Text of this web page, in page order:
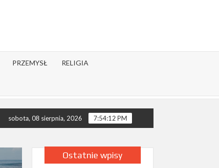
PRZEMYSŁ RELIGIA
Jak modlitwa wpływa na zdrowie psychiczne – co mówi nauka?
sobota, 08 sierpnia, 2026 7:54:13 PM
Ostatnie wpisy